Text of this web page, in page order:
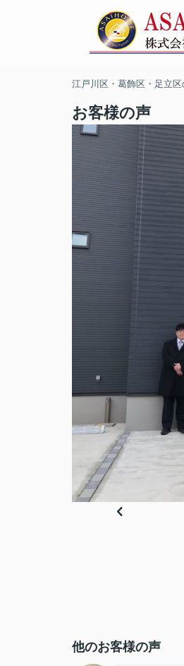
江戸川区・葛飾区・足立
お客様の声
他のお客様の声